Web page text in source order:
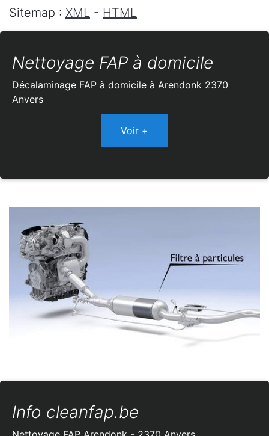
Sitemap : XML - HTML
Nettoyage FAP à domicile
Décalaminage FAP à domicile à Arendonk 2370
Anvers
Voir +
Info cleanfap.be